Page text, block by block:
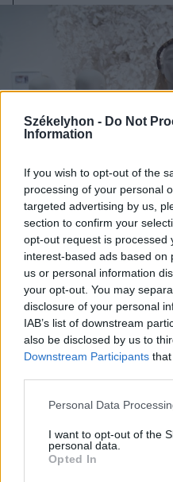
Székelyhon - Do Not
Information
If you wish to opt-out of the
processing of your personal
targeted advertising by us,
section to confirm your
opt-out request is processed
interest-based ads based on
us or personal information
your opt-out. You may
disclosure of your personal
IAB’s list of downstream
also be disclosed by us to
Downstream Participants
Personal Data
I want to opt-out of the
personal data.
Opted In
2026. augusztus 04.,
Magyar